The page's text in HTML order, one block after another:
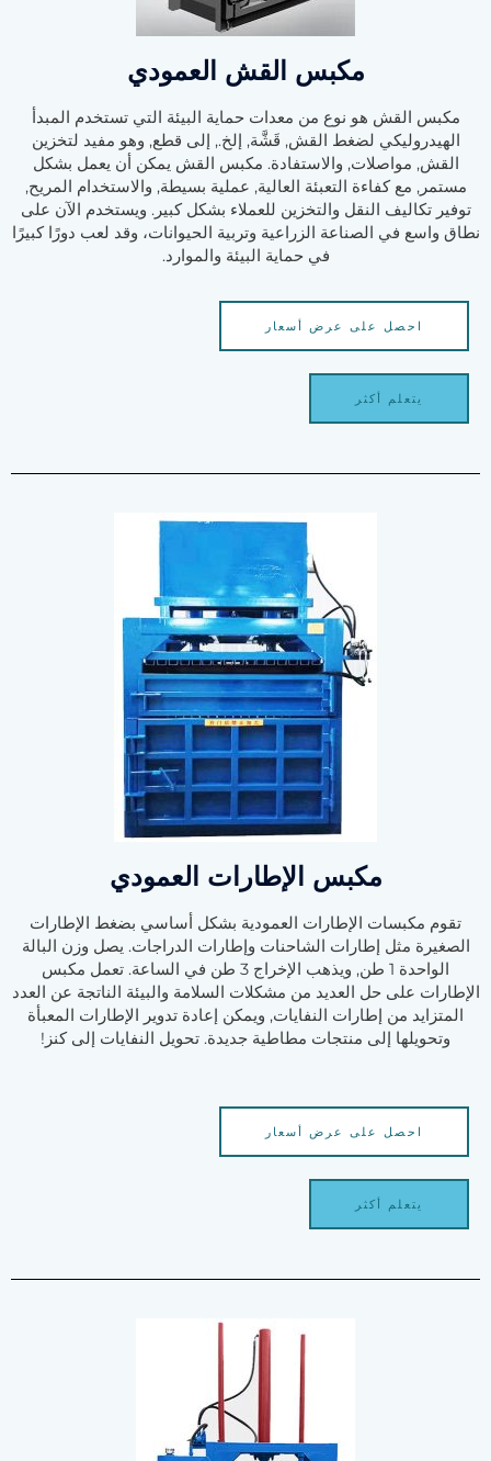
مكبس القش العمودي
مكبس القش هو نوع من معدات حماية البيئة التي تستخدم المبدأ
الهيدروليكي لضغط القش, قَشَّة, إلخ., إلى قطع, وهو مفيد لتخزين
القش, مواصلات, والاستفادة. مكبس القش يمكن أن يعمل بشكل
مستمر, مع كفاءة التعبئة العالية, عملية بسيطة, والاستخدام المريح,
توفير تكاليف النقل والتخزين للعملاء بشكل كبير. ويستخدم الآن على
نطاق واسع في الصناعة الزراعية وتربية الحيوانات، وقد لعب دورًا كبيرًا
في حماية البيئة والموارد.
احصل على عرض أسعار
يتعلم أكثر
مكبس الإطارات العمودي
تقوم مكبسات الإطارات العمودية بشكل أساسي بضغط الإطارات
الصغيرة مثل إطارات الشاحنات وإطارات الدراجات. يصل وزن البالة
الواحدة 1 طن, ويذهب الإخراج 3 طن في الساعة. تعمل مكبس
الإطارات على حل العديد من مشكلات السلامة والبيئة الناتجة عن العدد
المتزايد من إطارات النفايات, ويمكن إعادة تدوير الإطارات المعبأة
وتحويلها إلى منتجات مطاطية جديدة. تحويل النفايات إلى كنز!
احصل على عرض أسعار
يتعلم أكثر